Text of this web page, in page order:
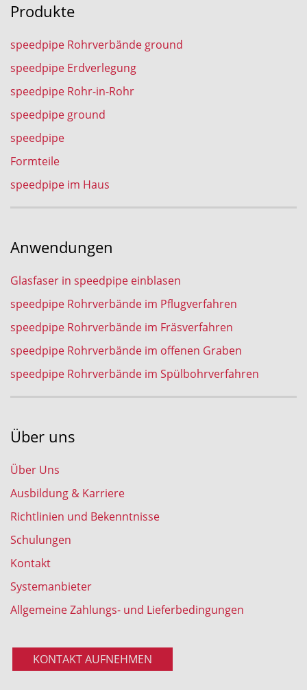
Produkte
speedpipe Rohrverbände ground
speedpipe Erdverlegung
speedpipe Rohr-in-Rohr
speedpipe ground
speedpipe
Formteile
speedpipe im Haus
Anwendungen
Glasfaser in speedpipe einblasen
speedpipe Rohrverbände im Pflugverfahren
speedpipe Rohrverbände im Fräsverfahren
speedpipe Rohrverbände im offenen Graben
speedpipe Rohrverbände im Spülbohrverfahren
Über uns
Über Uns
Ausbildung & Karriere
Richtlinien und Bekenntnisse
Schulungen
Kontakt
Systemanbieter
Allgemeine Zahlungs- und Lieferbedingungen
KONTAKT AUFNEHMEN